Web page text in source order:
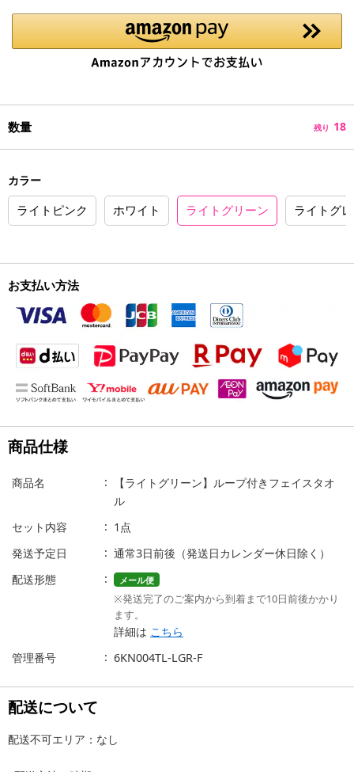
数量 残り 18
カラー
ライトピンク ホワイト ライトグリーン ライトグ
お支払い方法
商品仕様
商品名
【ライトグリーン】ループ付きフェイスタオ
ル
セット内容
1点
発送予定日
通常3日前後（発送日カレンダー休日除く）
配送形態
メール便
※発送完了のご案内から到着まで10日前後かかり
ます。
詳細は こちら
管理番号
6KN004TL-LGR-F
配送について
配送不可エリア：なし